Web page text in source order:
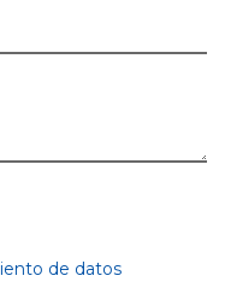
de datos